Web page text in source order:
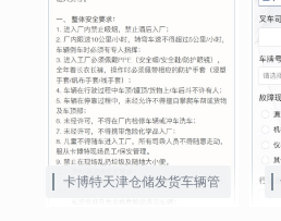
卡博特天津仓储发货车辆管